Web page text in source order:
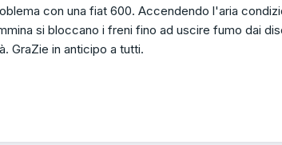
con una fiat 600. Accendendo l'aria
si bloccano i freni fino ad uscire fumo dai
GraZie in anticipo a tutti.